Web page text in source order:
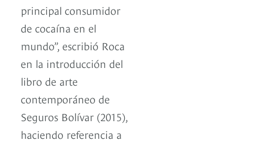
principal consumidor
de cocaína en el
mundo”, escribió Roca
en la introducción del
libro de arte
contemporáneo de
Seguros Bolívar (2015),
haciendo referencia a